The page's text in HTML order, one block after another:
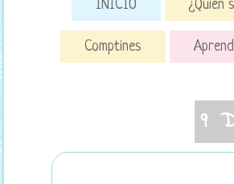
INICIO ¿Quién
Comptines
9